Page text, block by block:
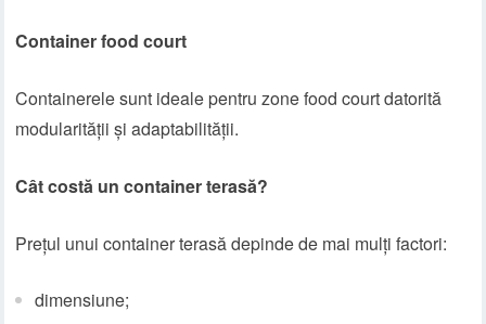
Container food court
Containerele sunt ideale pentru zone food court datorită
modularității și adaptabilității.
Cât costă un container terasă?
Prețul unui container terasă depinde de mai mulți factori:
dimensiune;